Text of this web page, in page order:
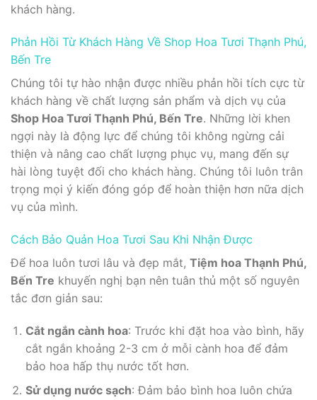
khách hàng.
Phản Hồi Từ Khách Hàng Về Shop Hoa Tươi Thạnh Phú,
Bến Tre
Chúng tôi tự hào nhận được nhiều phản hồi tích cực từ
khách hàng về chất lượng sản phẩm và dịch vụ của
Shop Hoa Tươi Thạnh Phú, Bến Tre. Những lời khen
ngợi này là động lực để chúng tôi không ngừng cải
thiện và nâng cao chất lượng phục vụ, mang đến sự
hài lòng tuyệt đối cho khách hàng. Chúng tôi luôn trân
trọng mọi ý kiến đóng góp để hoàn thiện hơn nữa dịch
vụ của mình.
Cách Bảo Quản Hoa Tươi Sau Khi Nhận Được
Để hoa luôn tươi lâu và đẹp mắt, Tiệm hoa Thạnh Phú,
Bến Tre khuyến nghị bạn nên tuân thủ một số nguyên
tắc đơn giản sau:
Cắt ngắn cành hoa: Trước khi đặt hoa vào bình, hãy
cắt ngắn khoảng 2-3 cm ở mỗi cành hoa để đảm
bảo hoa hấp thụ nước tốt hơn.
Sử dụng nước sạch: Đảm bảo bình hoa luôn chứa